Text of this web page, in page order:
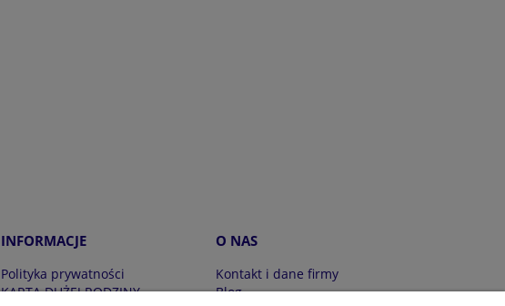
INFORMACJE
Polityka prywatności
KARTA DUŻEJ RODZINY
O NAS
Kontakt i dane firmy
Blog